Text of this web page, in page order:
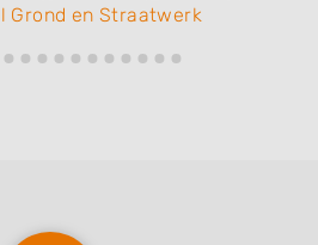
Grond en Straatwerk